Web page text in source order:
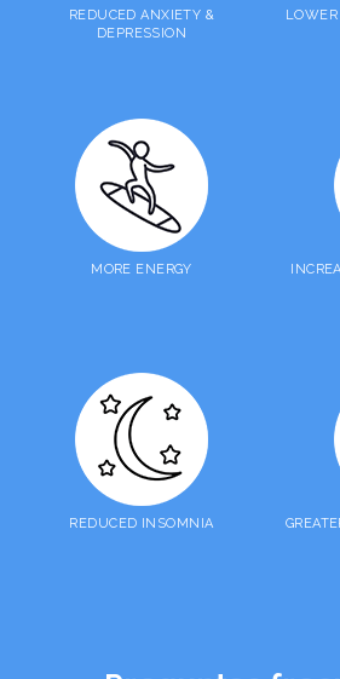
REDUCED ANXIETY &
DEPRESSION
MORE ENERGY
REDUCED INSOMNIA